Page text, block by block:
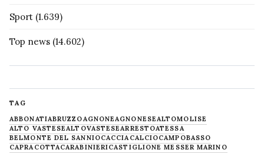
Sport (1.639)
Top news (14.602)
TAG
ABBONATIABRUZZOAGNONEAGNONESEALTOMOLISE
ALTO VASTESEALTOVASTESEARRESTOATESSA
BELMONTE DEL SANNIOCACCIACALCIOCAMPOBASSO
CAPRACOTTACARABINIERICASTIGLIONE MESSER MARINO